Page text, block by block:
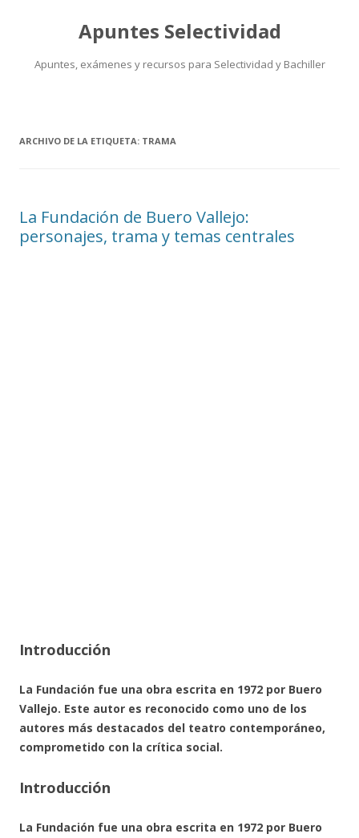
Apuntes Selectividad
Apuntes, exámenes y recursos para Selectividad y Bachiller
ARCHIVO DE LA ETIQUETA: TRAMA
La Fundación de Buero Vallejo:
personajes, trama y temas centrales
Introducción
La Fundación fue una obra escrita en 1972 por Buero
Vallejo. Este autor es reconocido como uno de los
autores más destacados del teatro contemporáneo,
comprometido con la crítica social.
Introducción
La Fundación fue una obra escrita en 1972 por Buero